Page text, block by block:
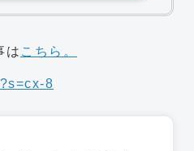
は こちら。
8